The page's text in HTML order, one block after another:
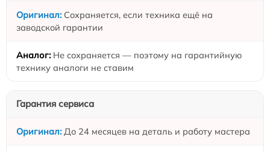
Сохраняется, если техника ещё на
заводской гарантии
Не сохраняется — поэтому на гарантийную
технику аналоги не ставим
Гарантия сервиса
До 24 месяцев на деталь и работу мастера